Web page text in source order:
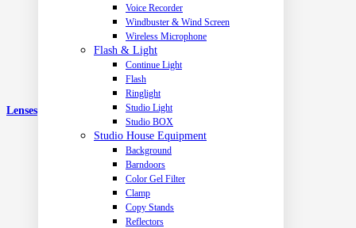
Voice Recorder
Windbuster & Wind Screen
Wireless Microphone
Flash & Light
Continue Light
Flash
Ringlight
Studio Light
Studio BOX
Studio House Equipment
Background
Barndoors
Color Gel Filter
Clamp
Copy Stands
Reflectors
Lenses